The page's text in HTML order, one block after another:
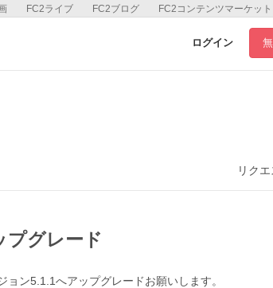
FC2コンテンツマーケット
FC2ブログ
FC2ライブ
ログイン
リク
プグレード
ン5.1.1へアップグレードお願いします。